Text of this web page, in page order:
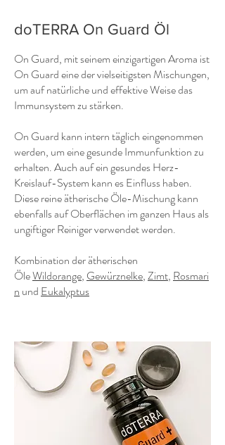
doTERRA On Guard Öl
On Guard, mit seinem einzigartigen Aroma ist
On Guard eine der vielseitigsten Mischungen,
um auf natürliche und effektive Weise das
Immunsystem zu stärken.
On Guard kann intern täglich eingenommen
werden, um eine gesunde Immunfunktion zu
erhalten. Auch auf ein gesundes Herz-
Kreislauf-System kann es Einfluss haben.
Diese reine ätherische Öle-Mischung kann
ebenfalls auf Oberflächen im ganzen Haus als
ungiftiger Reiniger verwendet werden.
Kombination der ätherischen
ÖleWildorange, Gewürznelke,Zimt, Rosmari
n und Eukalyptus